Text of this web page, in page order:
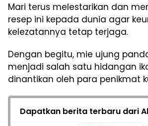
Mari terus melestarikan dan
resep ini kepada dunia agar
kelezatannya tetap terjaga.
Dengan begitu, mie ujung
menjadi salah satu hidangan
dinantikan oleh para penikmat
Dapatkan berita terbaru dari